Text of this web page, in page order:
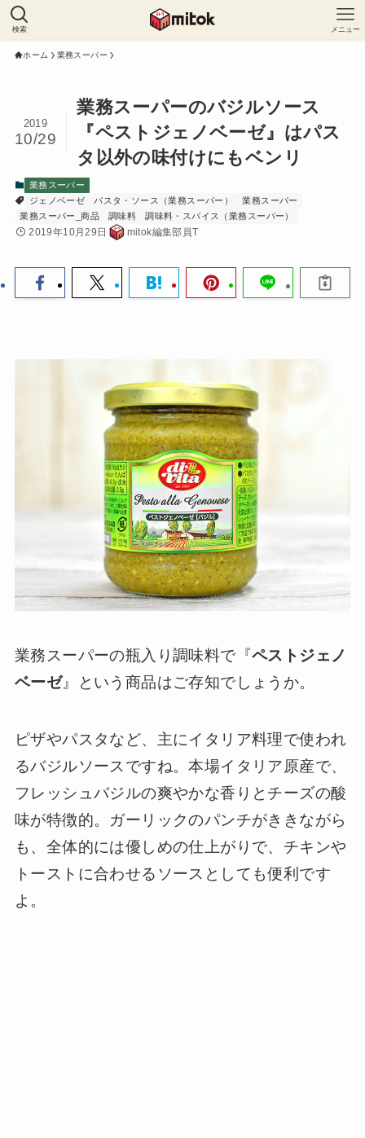
検索 メニュー
ホーム 業務スーパー
業務スーパーのバジルソース
『ペストジェノベーゼ』はパス
タ以外の味付けにもベンリ
2019
10/29
業務スーパー
ジェノベーゼ
パスタ・ソース（業務スーパー）
業務スーパー
業務スーパー_商品
調味料 調味料・スパイス（業務スーパー）
2019年10月29日 mitok編集部員T
業務スーパーの瓶入り調味料で『ペストジェノ
ベーゼ』という商品はご存知でしょうか。
ピザやパスタなど、主にイタリア料理で使われ
るバジルソースですね。本場イタリア原産で、
フレッシュバジルの爽やかな香りとチーズの酸
味が特徴的。ガーリックのパンチがききながら
も、全体的には優しめの仕上がりで、チキンや
トーストに合わせるソースとしても便利です
よ。